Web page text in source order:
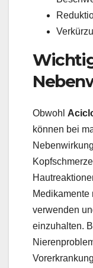
Obwohl
können bei
Medikamente
verwenden
einzuhalten.